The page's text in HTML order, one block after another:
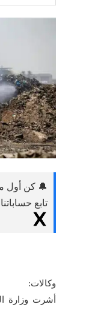
🔔 كن أول
تابع
وكالات:
أشرت وزارة